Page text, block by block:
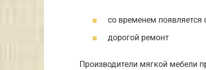
со временем появляется
дорогой ремонт
Производители мягкой мебели